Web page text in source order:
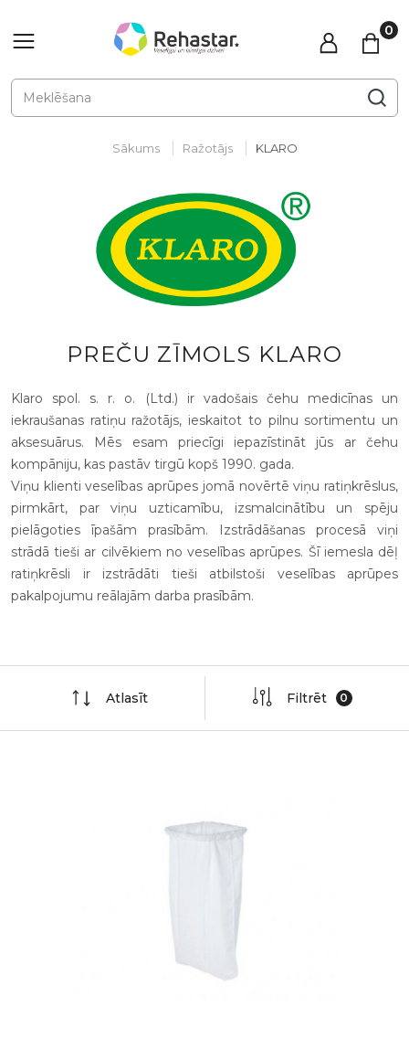
Sākums Ražotājs KLARO
PREČU ZĪMOLS KLARO
Klaro spol. s. r. o. (Ltd.) ir vadošais čehu medicīnas un
iekraušanas ratiņu ražotājs, ieskaitot to pilnu sortimentu un
aksesuārus. Mēs esam priecīgi iepazīstināt jūs ar čehu
kompāniju, kas pastāv tirgū kopš 1990. gada.
Viņu klienti veselības aprūpes jomā novērtē viņu ratiņkrēslus,
pirmkārt, par viņu uzticamību, izsmalcinātību un spēju
pielāgoties īpašām prasībām. Izstrādāšanas procesā viņi
strādā tieši ar cilvēkiem no veselības aprūpes. Šī iemesla dēļ
ratiņkrēsli ir izstrādāti tieši atbilstoši veselības aprūpes
pakalpojumu reālajām darba prasībām.
Atlasīt Filtrēt